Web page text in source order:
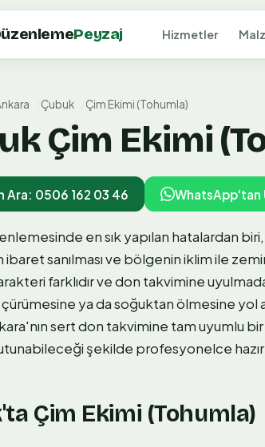
Peyzaj Hizmetler
Çubuk Çim Ekimi (Tohumla)
Çim Ekimi
Ara: 0506 162 03 46 WhatsApp'tan
en sık yapılan hatalardan
sanılması ve bölgenin iklim ile
farklıdır ve don takvimine
ya da soğuktan ölmesine yol
sert don takvimine tam uyumlu
şekilde profesyonelce
Çim Ekimi (Tohumla)